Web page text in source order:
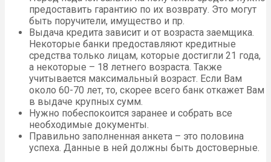
предоставить гарантию по их возврату. Это могут
быть поручители, имущество и пр.
Выдача кредита зависит и от возраста заемщика.
Некоторые банки предоставляют кредитные
средства только лицам, которые достигли 21 года,
а некоторые – 18 летнего возраста. Также
учитывается максимальный возраст. Если Вам
около 60-70 лет, то, скорее всего банк откажет Вам
в выдаче крупных сумм.
Нужно побеспокоится заранее и собрать все
необходимые документы.
Правильно заполненная анкета – это половина
успеха. Данные в ней должны быть достоверные.